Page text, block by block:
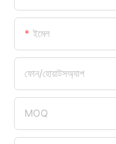
ইমেল
ফোন/হোয়াটসঅ্যাপ
MOQ